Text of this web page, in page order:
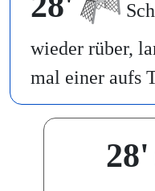
wieder rüber,
mal einer aufs
28'